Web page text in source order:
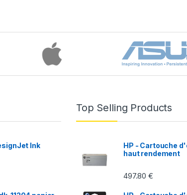
Ink
Top Selling Products
HP - Cartouche
haut rendement
497.80€